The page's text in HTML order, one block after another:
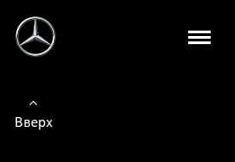
Вверх